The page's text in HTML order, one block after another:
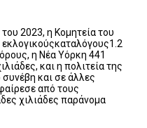
2023, η Κομητεία του
η Νέα Υόρκη 441
και η πολιτεία της
συνέβη και σε άλλες
από τους
χιλιάδες παράνομα